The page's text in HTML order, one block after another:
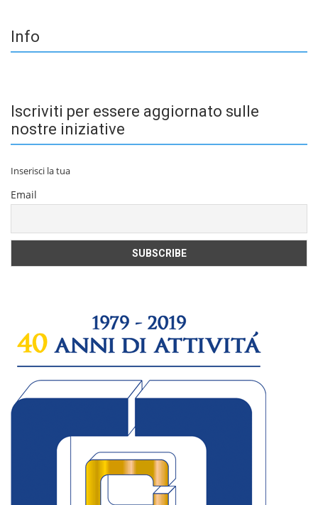
Info
Iscriviti per essere aggiornato sulle
nostre iniziative
Inserisci la tua
Email